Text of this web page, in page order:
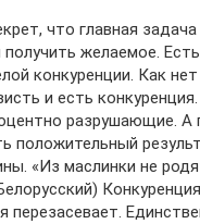
что главная
желаемое.
конкуренции. Как
и есть
разрушающие. А
положительный
«Из маслинки не
перезасевает.